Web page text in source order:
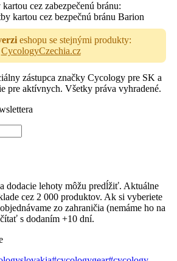
cez zabezpečenú bránu:
eshopu se stejnými produkty:
CycologyCzechia.cz
zástupca značky Cycology pre SK a
pre aktívnych. Všetky práva vyhradené.
dodacie lehoty môžu predĺžiť. Aktuálne
cez 2 000 produktov. Ak si vyberiete
zo zahraničia (nemáme ho na
s dodaním +10 dní.